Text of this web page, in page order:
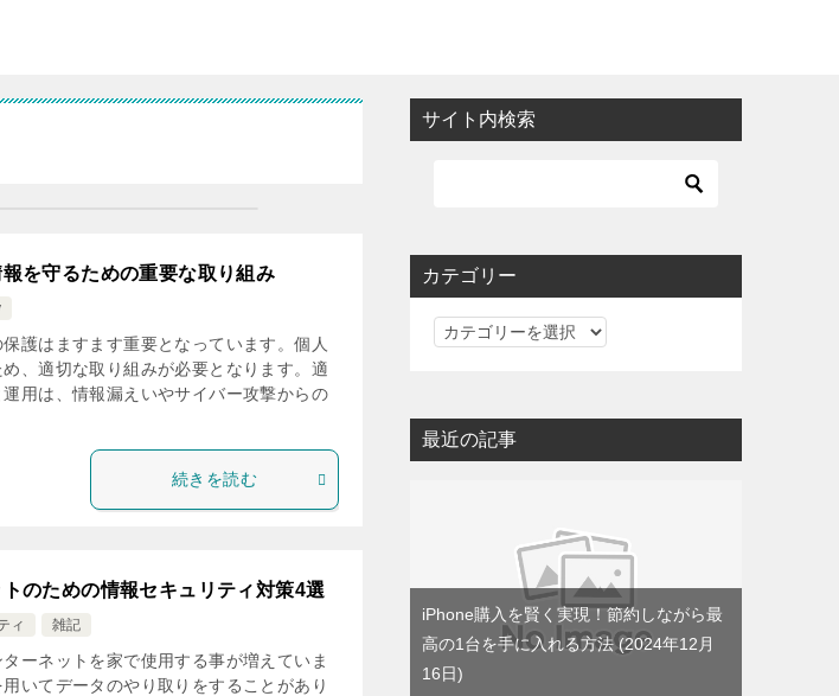
を守るための重要な取り組み
護はますます重要となっています。個人
、適切な取り組みが必要となります。適
用は、情報漏えいやサイバー攻撃からの
続きを読む
のための情報セキュリティ対策4選
ィ 雑記
ーネットを家で使用する事が増えていま
いてデータのやり取りをすることがあり
サイト内検索
カテゴリー
カ
リ
ー
最近の記事
iPhone購入を賢く実現！節約しながら最
高の1台を手に入れる方法 2024年12月
16日